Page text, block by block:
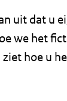
uit dat u
we het
hoe u